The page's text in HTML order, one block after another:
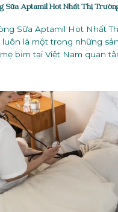
Sữa Aptamil Hot Nhất Thị
Sữa Aptamil Hot Nhất
luôn là một trong những
bỉm tại Việt Nam quan